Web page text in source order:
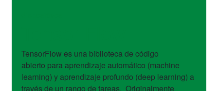
TensorFlow es una biblioteca de código
abierto para aprendizaje automático (machine
learning) y aprendizaje profundo (deep learning) a
través de un rango de tareas. Originalmente